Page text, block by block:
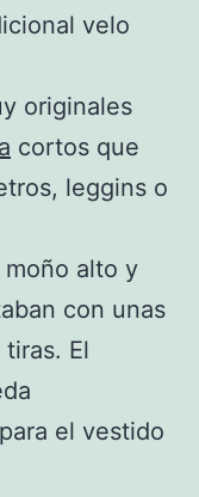
velo
originales
cortos que
leggins o
alto y
con unas
El
el vestido